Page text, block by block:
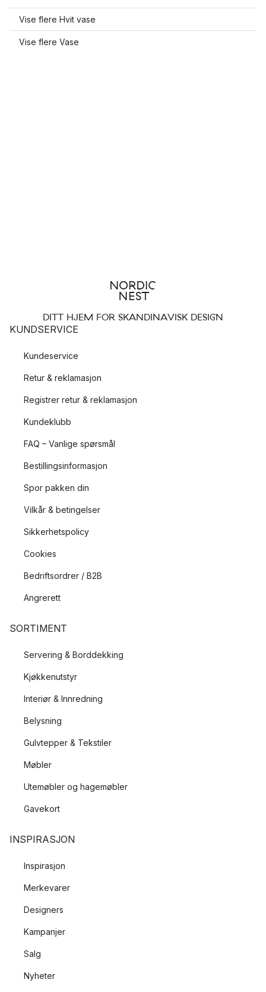
Vise flere Hvit vase
Vise flere Vase
DITT HJEM FOR SKANDINAVISK DESIGN
KUNDSERVICE
Kundeservice
Retur & reklamasjon
Registrer retur & reklamasjon
Kundeklubb
FAQ – Vanlige spørsmål
Bestillingsinformasjon
Spor pakken din
Vilkår & betingelser
Sikkerhetspolicy
Cookies
Bedriftsordrer / B2B
Angrerett
SORTIMENT
Servering & Borddekking
Kjøkkenutstyr
Interiør & Innredning
Belysning
Gulvtepper & Tekstiler
Møbler
Utemøbler og hagemøbler
Gavekort
INSPIRASJON
Inspirasjon
Merkevarer
Designers
Kampanjer
Salg
Nyheter